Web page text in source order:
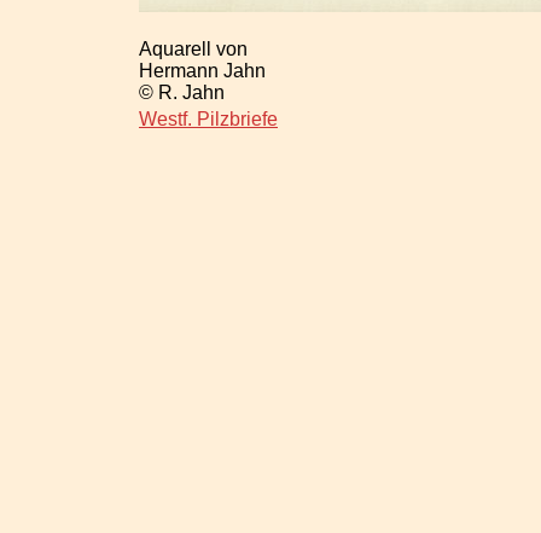
Aquarell von
Hermann Jahn
© R. Jahn
Westf. Pilzbriefe